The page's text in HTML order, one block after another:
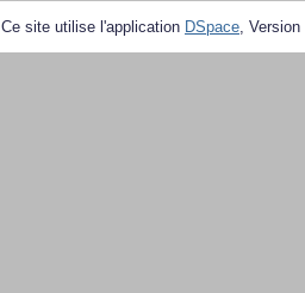
Ce site utilise l'application DSpace,